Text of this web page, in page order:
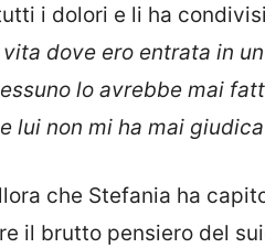
i dolori e li ha
dove ero entrata in
lo avrebbe mai
lui non mi ha mai
che Stefania ha
il brutto pensiero del